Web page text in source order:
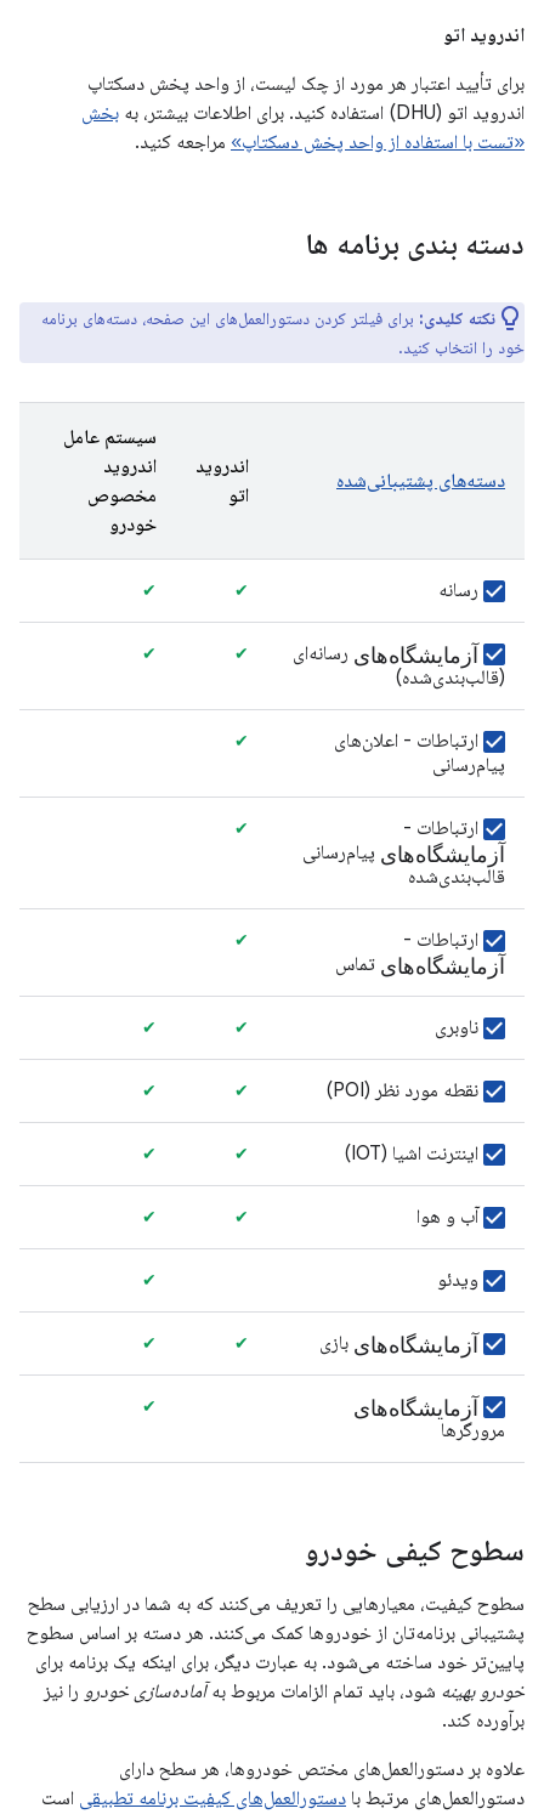
اندروید اتو
برای تأیید اعتبار هر مورد از چک لیست، از واحد پخش دسکتاپ
اندروید اتو (DHU) استفاده کنید. برای اطلاعات بیشتر، به
بخش
«تست با استفاده از واحد پخش دسکتاپ» مراجعه کنید.
دسته بندی برنامه ها
نکته کلیدی: برای فیلتر کردن دستورالعمل‌های این صفحه، دسته‌های برنامه
خود را انتخاب کنید.
دسته‌های پشتیبانی‌شده
اندروید
اتو
سیستم عامل
اندروید
مخصوص
خودرو
رسانه ✔
✔
آزمایشگاه‌های رسانه‌ای
(قالب‌بندی‌شده)
✔
✔
ارتباطات - اعلان‌های
پیام‌رسانی
✔
ارتباطات -
آزمایشگاه‌های پیام‌رسانی
قالب‌بندی‌شده
✔
ارتباطات -
آزمایشگاه‌های تماس
✔
ناوبری ✔
✔
نقطه مورد نظر (POI) ✔
✔
اینترنت اشیا (IOT) ✔
✔
آب و هوا ✔
✔
ویدئو ✔
آزمایشگاه‌های بازی ✔
✔
آزمایشگاه‌های
مرورگرها
✔
سطوح کیفی خودرو
سطوح کیفیت، معیارهایی را تعریف می‌کنند که به شما در ارزیابی سطح
پشتیبانی برنامه‌تان از خودروها کمک می‌کنند. هر دسته بر اساس سطوح
پایین‌تر خود ساخته می‌شود. به عبارت دیگر، برای اینکه یک برنامه برای
خودرو بهینه شود، باید تمام الزامات مربوط بهآماده‌سازی خودرو را نیز
برآورده کند.
علاوه بر دستورالعمل‌های مختص خودروها، هر سطح دارای
دستورالعمل‌های مرتبط با دستورالعمل‌های کیفیت برنامه تطبیقی ​​است